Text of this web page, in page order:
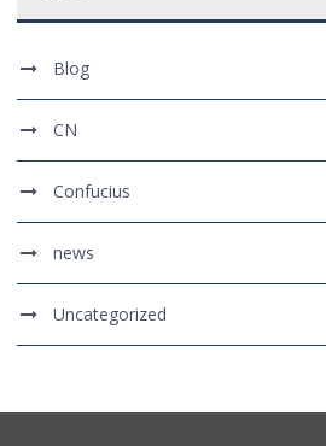
Blog
CN
Confucius
news
Uncategorized